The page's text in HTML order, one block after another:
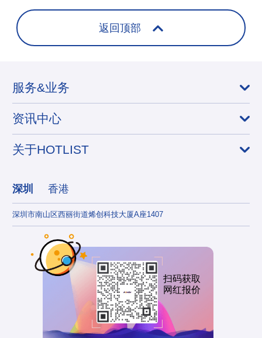
返回顶部
服务&业务
资讯中心
关于HOTLIST
深圳 香港
深圳市南山区西丽街道烯创科技大厦A座1407
扫码获取
网红报价